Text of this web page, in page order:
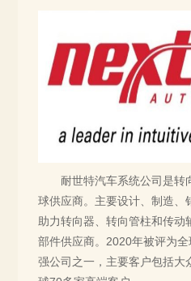
耐世特汽车系统公司是转
球供应商。主要设计、制造、
助力转向器、转向管柱和传动
部件供应商。2020年被评为
强公司之一，主要客户包括大